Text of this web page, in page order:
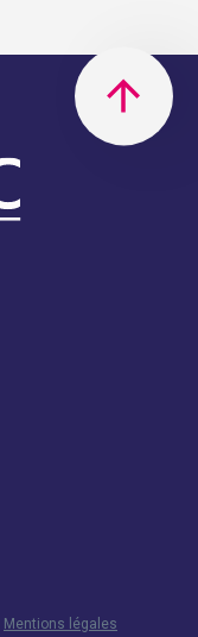
Mentions légales